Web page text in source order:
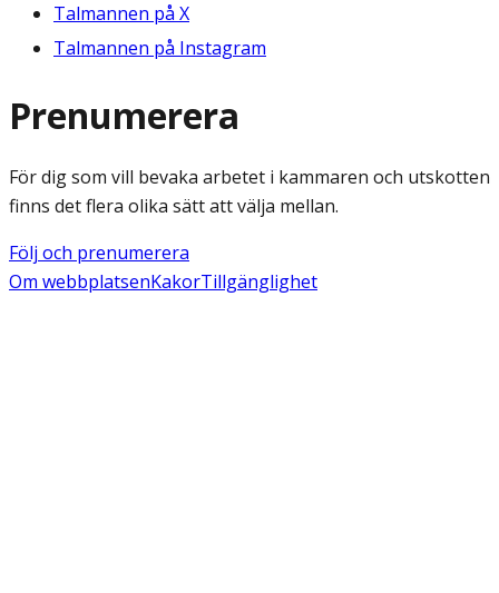
Talmannen på X
Talmannen på Instagram
Prenumerera
För dig som vill bevaka arbetet i kammaren och utskotten
finns det flera olika sätt att välja mellan.
Följ och prenumerera
Om webbplatsenKakorTillgänglighet